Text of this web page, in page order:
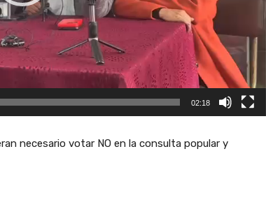
02:18
necesario votar NO en la consulta popular y